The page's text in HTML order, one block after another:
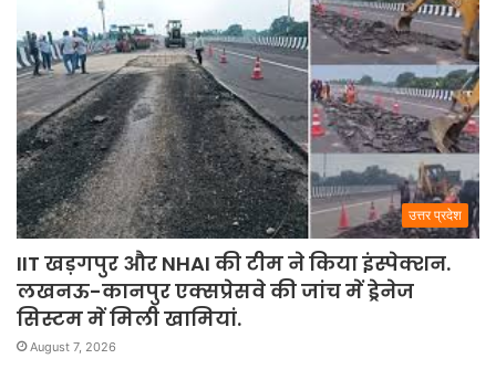
उत्तर प्रदेश
IIT खड़गपुर और NHAI की टीम ने किया इंस्पेक्शन.
लखनऊ-कानपुर एक्सप्रेसवे की जांच में ड्रेनेज
सिस्टम में मिली खामियां.
August 7, 2026